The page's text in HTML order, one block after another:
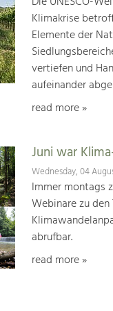
Klimakrise
Elemente der
vertiefen und
aufeinander
read more »
Juni war
Wednesday, 04
Immer montags
Webinare zu
abrufbar.
read more »